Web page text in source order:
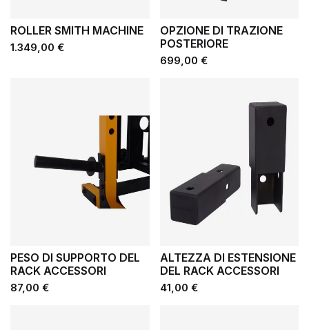
ROLLER SMITH MACHINE
Prezzo
1.349,00 €
OPZIONE DI TRAZIONE
POSTERIORE
Prezzo
699,00 €
PESO DI SUPPORTO DEL
RACK ACCESSORI
Prezzo
87,00 €
ALTEZZA DI ESTENSIONE
DEL RACK ACCESSORI
Prezzo
41,00 €